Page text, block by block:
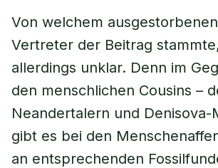
Von welchem
Vertreter der Beitrag
allerdings unklar. Denn im
den menschlichen Cousins –
Neandertalern und Denisova-
gibt es bei den
an entsprechenden